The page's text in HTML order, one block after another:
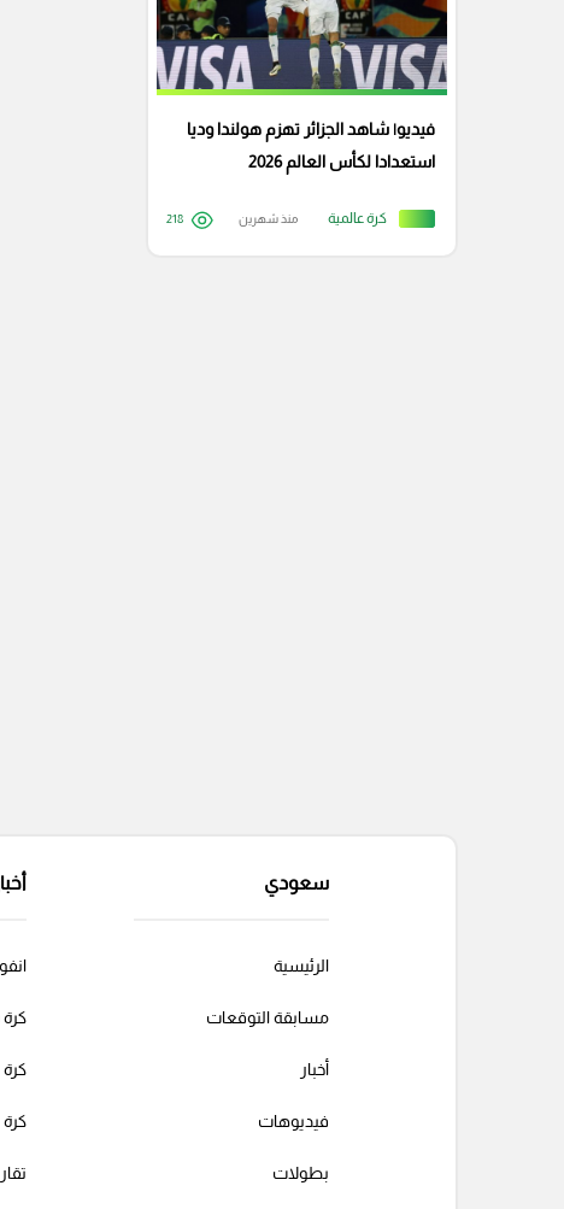
كرة عالمية
فيديو| شاهد الجزائر تهزم هولندا وديا
استعدادا لكأس العالم 2026
منذ شهرين 218
سعودي
الرئيسية
مسابقة التوقعات
أخبار
فيديوهات
بطولات
كرة
كرة